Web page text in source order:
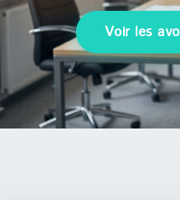
Voir les